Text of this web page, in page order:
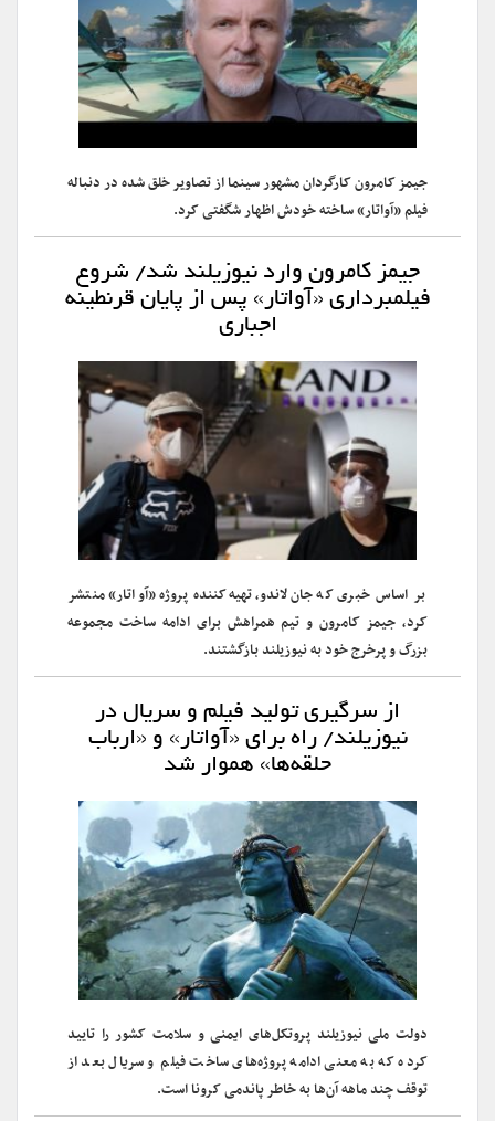
جیمز کامرون کارگردان مشهور سینما از تصاویر خلق شده در دنباله
فیلم «آواتار» ساخته خودش اظهار شگفتی کرد.
جیمز کامرون وارد نیوزیلند شد/ شروع
فیلمبرداری «آواتار» پس از پایان قرنطینه
اجباری
بر اساس خبری که جان لاندو، تهیه‌کننده پروژه «آواتار» منتشر
کرد، جیمز کامرون و تیم همراهش برای ادامه ساخت مجموعه
بزرگ و پرخرج خود به نیوزیلند بازگشتند.
از سرگیری تولید فیلم و سریال در
نیوزیلند/ راه برای «آواتار» و «ارباب
حلقه‌ها» هموار شد
دولت ملی نیوزیلند پروتکل‌های ایمنی و سلامت کشور را تایید
کرده که به معنی ادامه پروژه‌های ساخت فیلم و سریال بعد از
توقف چند ماهه آن‌ها به خاطر پاندمی کرونا است.